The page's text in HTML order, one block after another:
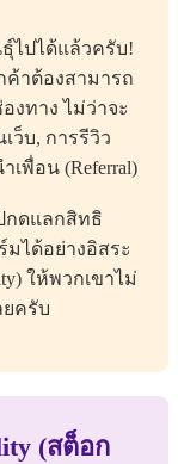
ไปได้แล้วครับ!
าต้องสามารถ
งทาง ไม่ว่าจะ
ว็บ, การรีวิว
พื่อน (Referral)
กดแลกสิทธิ
ได้อย่างอิสระ
ให้พวกเขาไม่
ยครับ
(สต็อก